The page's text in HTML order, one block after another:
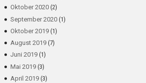
Oktober 2020(2)
September 2020(1)
Oktober 2019(1)
August 2019(7)
Juni 2019(1)
Mai 2019(3)
April 2019(3)